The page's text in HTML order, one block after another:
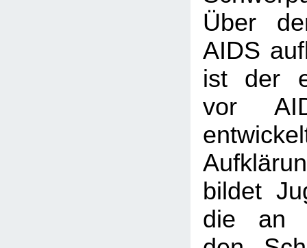
Über
AIDS
ist der
vor
bildet
die an